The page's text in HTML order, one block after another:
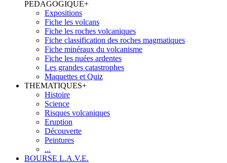
PEDAGOGIQUE+
Expositions
Fiche les volcans
Fiche les roches volcaniques
Fiche classification des roches magmatiques
Fiche minéraux du volcanisme
Fiche les nuées ardentes
Les grandes catastrophes
Maquettes et Quiz
THEMATIQUES+
Histoire
Science
Risques volcaniques
Eruption
Découverte
Peintures
...
BOURSE L.A.V.E.